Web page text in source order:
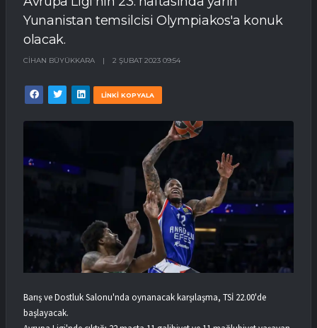
Yunanistan temsilcisi Olympiakos'a konuk
olacak.
CIHAN BÜYÜKKARA | 2 ŞUBAT 2023 09:54
LİNKİ KOPYALA
Barış ve Dostluk Salonu'nda oynanacak karşılaşma, TSİ 22.00'de
başlayacak.